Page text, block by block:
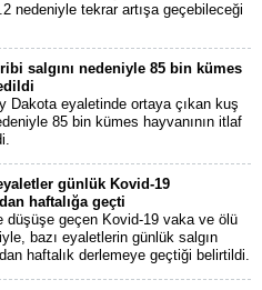
nedeniyle tekrar artışa geçebileceği
salgını nedeniyle 85 bin kümes
Dakota eyaletinde ortaya çıkan kuş
85 bin kümes hayvanının itlaf
günlük Kovid-19
haftalığa geçti
düşüşe geçen Kovid-19 vaka ve ölü
bazı eyaletlerin günlük salgın
haftalık derlemeye geçtiği belirtildi.